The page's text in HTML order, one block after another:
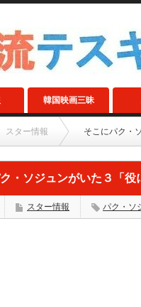
韓国映画三昧
スター情報 そこにパク・
・ソジュンがいた３「役
スター情報 パク・ソ